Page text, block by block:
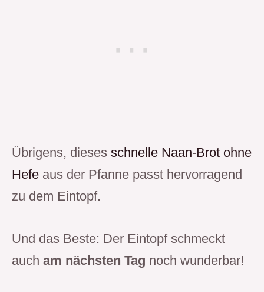
Übrigens, dieses schnelle Naan-Brot ohne
Hefe aus der Pfanne passt hervorragend
zu dem Eintopf.
Und das Beste: Der Eintopf schmeckt
auch am nächsten Tag noch wunderbar!